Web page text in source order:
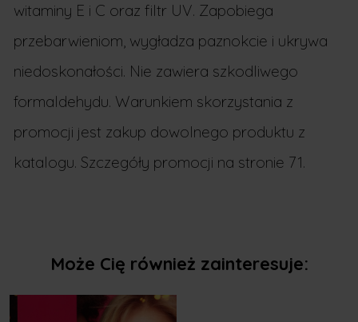
witaminy E i C oraz filtr UV. Zapobiega
przebarwieniom, wygładza paznokcie i ukrywa
niedoskonałości. Nie zawiera szkodliwego
formaldehydu. Warunkiem skorzystania z
promocji jest zakup dowolnego produktu z
katalogu. Szczegóły promocji na stronie 71.
Może Cię również zainteresuje: